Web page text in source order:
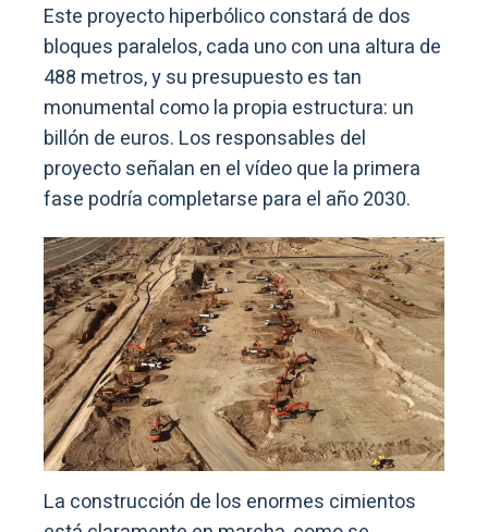
Este proyecto hiperbólico constará de dos
bloques paralelos, cada uno con una altura de
488 metros, y su presupuesto es tan
monumental como la propia estructura: un
billón de euros. Los responsables del
proyecto señalan en el vídeo que la primera
fase podría completarse para el año 2030.
La construcción de los enormes cimientos